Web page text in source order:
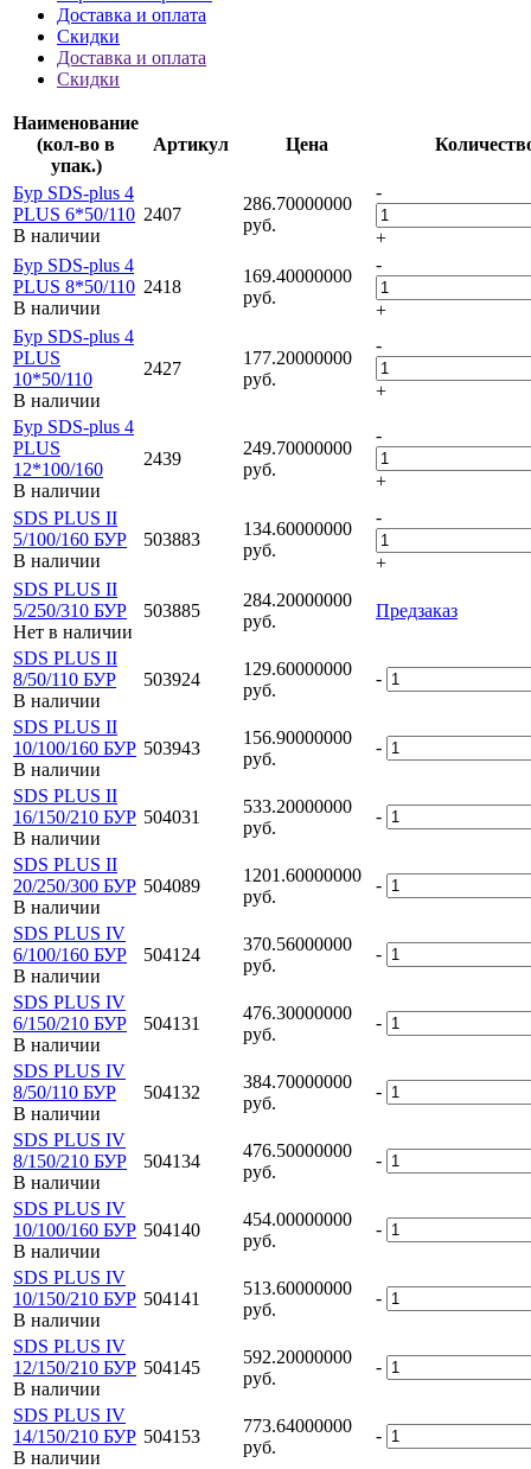
Доставка и оплата
Скидки
Доставка и оплата
Скидки
Наименование
(кол-во в
упак.)
Артикул Цена
Бур SDS-plus 4
PLUS 6*50/110
В наличии
2407
286.70000000
руб.
-
+
Бур SDS-plus 4
PLUS 8*50/110
В наличии
2418
169.40000000
руб.
-
+
Бур SDS-plus 4
PLUS
10*50/110
В наличии
2427
177.20000000
руб.
-
+
Бур SDS-plus 4
PLUS
12*100/160
В наличии
2439
249.70000000
руб.
-
+
SDS PLUS II
5/100/160 БУР
В наличии
503883
134.60000000
руб.
-
+
SDS PLUS II
5/250/310 БУР
Нет в наличии
503885
284.20000000
руб.
Предзаказ
SDS PLUS II
8/50/110 БУР
В наличии
503924
129.60000000
руб.
-
SDS PLUS II
10/100/160 БУР
В наличии
503943
156.90000000
руб.
-
SDS PLUS II
16/150/210 БУР
В наличии
504031
533.20000000
руб.
-
SDS PLUS II
20/250/300 БУР
В наличии
504089
1201.60000000
руб.
-
SDS PLUS IV
6/100/160 БУР
В наличии
504124
370.56000000
руб.
-
SDS PLUS IV
6/150/210 БУР
В наличии
504131
476.30000000
руб.
-
SDS PLUS IV
8/50/110 БУР
В наличии
504132
384.70000000
руб.
-
SDS PLUS IV
8/150/210 БУР
В наличии
504134
476.50000000
руб.
-
SDS PLUS IV
10/100/160 БУР
В наличии
504140
454.00000000
руб.
-
SDS PLUS IV
10/150/210 БУР
В наличии
504141
513.60000000
руб.
-
SDS PLUS IV
12/150/210 БУР
В наличии
504145
592.20000000
руб.
-
SDS PLUS IV
14/150/210 БУР
В наличии
504153
773.64000000
руб.
-